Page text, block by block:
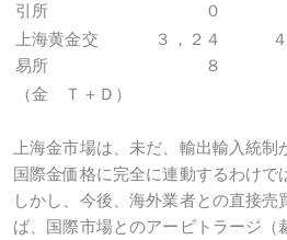
引所
０
上海黄金交
易所
３，２４
８
（金 Ｔ＋Ｄ）
上海金市場は、未だ、輸出輸入統制
国際金価格に完全に連動するわけで
しかし、今後、海外業者との直接
ば、国際市場とのアービトラージ（